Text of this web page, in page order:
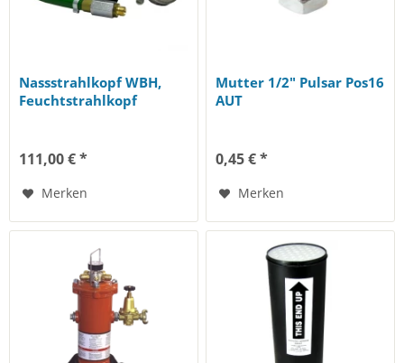
Nassstrahlkopf WBH,
Feuchtstrahlkopf
111,00 € *
Merken
Mutter 1/2" Pulsar Pos16
AUT
0,45 € *
Merken